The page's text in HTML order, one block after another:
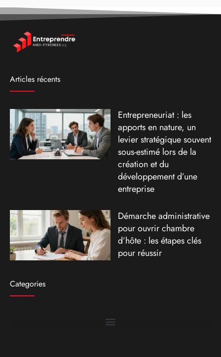
Articles récents
Entrepreneuriat : les
apports en nature, un
levier stratégique souvent
sous-estimé lors de la
création et du
développement d’une
entreprise
Démarche administrative
pour ouvrir chambre
d’hôte : les étapes clés
pour réussir
Categories